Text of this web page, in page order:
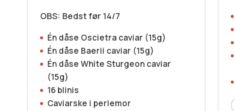
OBS: Bedst før 14/7
Én dåse Oscietra caviar (15g)
Én dåse Baerii caviar (15g)
Én dåse White Sturgeon caviar
(15g)
16 blinis
Caviarske i perlemor